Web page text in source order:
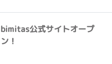
bimitas公式サイトオープ
ン！